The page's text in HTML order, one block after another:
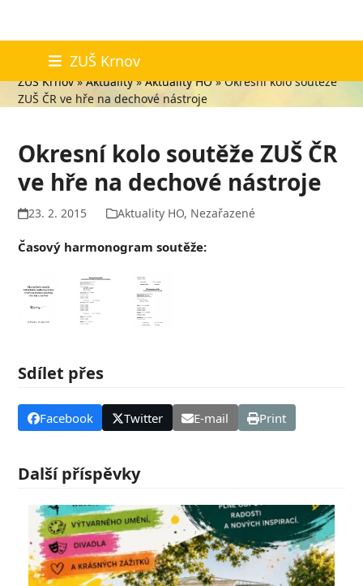
content
ZUŠ Krnov
Aktuality
ZUŠ Krnov»Aktuality»Aktuality HO»Okresní kolo soutěže
ZUŠ ČR ve hře na dechové nástroje
Okresní kolo soutěže ZUŠ ČR
ve hře na dechové nástroje
23. 2. 2015 Aktuality HO, Nezařazené
Časový harmonogram soutěže:
Sdílet přes
Facebook Twitter E-mail Print
Další příspěvky